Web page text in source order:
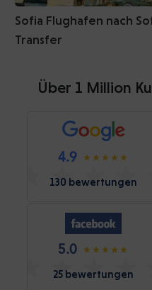
Sofia Flughafen nach
Transfer
Über 1 Million
4.9
130 bewertungen
5.0
25 bewertungen